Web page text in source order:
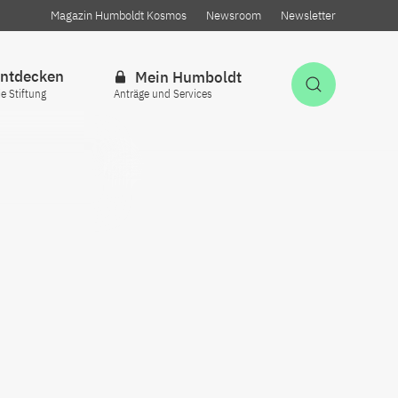
Magazin Humboldt Kosmos Newsroom Newsletter
Stiftung
Mein Humboldt
Anträge und Services